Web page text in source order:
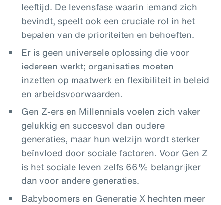
leeftijd. De levensfase waarin iemand zich
bevindt, speelt ook een cruciale rol in het
bepalen van de prioriteiten en behoeften.
Er is geen universele oplossing die voor
iedereen werkt; organisaties moeten
inzetten op maatwerk en flexibiliteit in beleid
en arbeidsvoorwaarden.
Gen Z-ers en Millennials voelen zich vaker
gelukkig en succesvol dan oudere
generaties, maar hun welzijn wordt sterker
beïnvloed door sociale factoren. Voor Gen Z
is het sociale leven zelfs 66% belangrijker
dan voor andere generaties.
Babyboomers en Generatie X hechten meer